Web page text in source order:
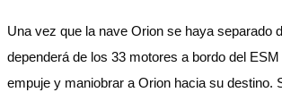
Una vez que la nave Orion se haya separado
dependerá de los 33 motores a bordo del
empuje y maniobrar a Orion hacia su destino.